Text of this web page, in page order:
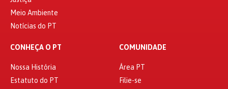
Meio Ambiente
Notícias do PT
CONHEÇA O PT
Nossa História
Estatuto do PT
COMUNIDADE
Área PT
Filie-se